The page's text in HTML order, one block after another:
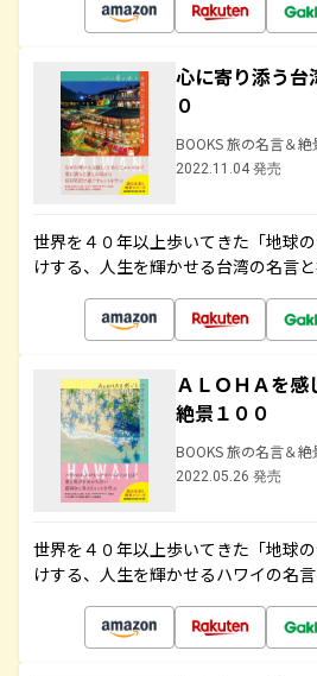
心に寄り添う台
０
BOOKS 旅の名言＆絶
2022.11.04 発売
世界を４０年以上歩いてきた「地球
けする、人生を輝かせる台湾の名言
ＡＬＯＨＡを感
絶景１００
BOOKS 旅の名言＆絶
2022.05.26 発売
世界を４０年以上歩いてきた「地球
けする、人生を輝かせるハワイの名